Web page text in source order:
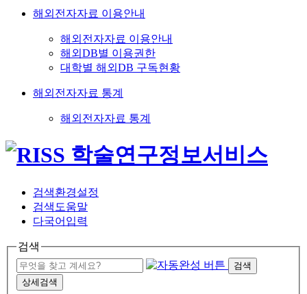
해외전자자료 이용안내
해외전자자료 이용안내
해외DB별 이용권한
대학별 해외DB 구독현황
해외전자자료 통계
해외전자자료 통계
검색환경설정
검색도움말
다국어입력
검색
검색
상세검색